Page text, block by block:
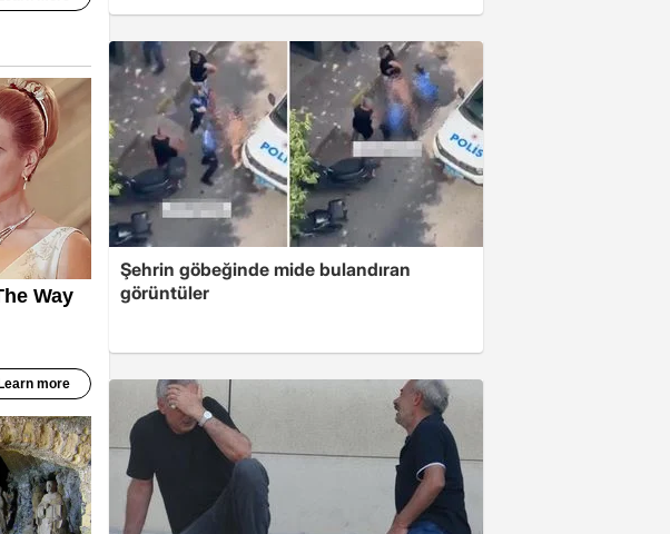
Şehrin göbeğinde mide bulandıran
görüntüler